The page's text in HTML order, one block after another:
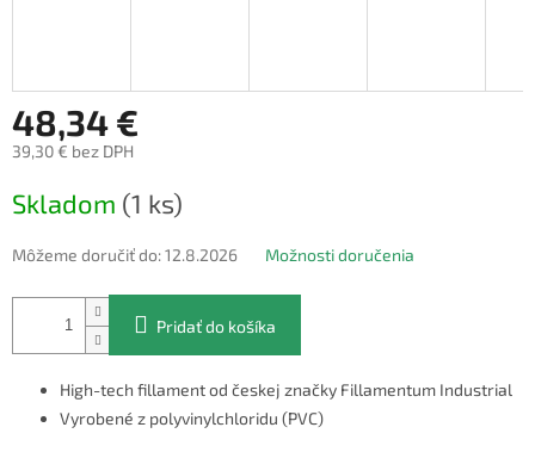
48,34 €
39,30 € bez DPH
cena:
Skladom (1 ks)
Môžeme doručiť do:12.8.2026 Možnosti doručenia
Pridať do košíka
High-tech fillament od českej značky Fillamentum Industrial
Vyrobené z polyvinylchloridu (PVC)